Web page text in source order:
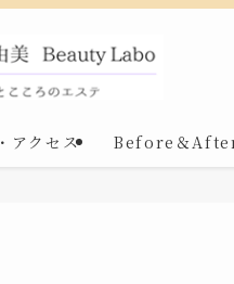
アクセス Before＆